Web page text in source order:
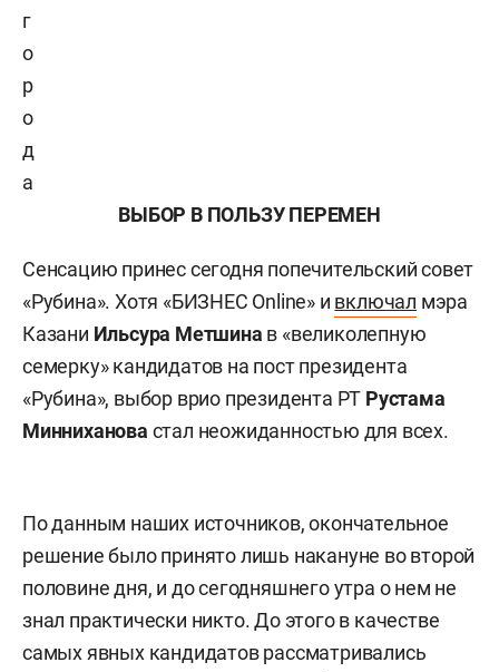
г
о
р
о
д
а
ВЫБОР В ПОЛЬЗУ ПЕРЕМЕН
Сенсацию принес сегодня попечительский совет
«Рубина». Хотя «БИЗНЕС Online» и включал мэра
Казани Ильсура Метшина в «великолепную
семерку» кандидатов на пост президента
«Рубина», выбор врио президента РТ Рустама
Минниханова стал неожиданностью для всех.
По данным наших источников, окончательное
решение было принято лишь накануне во второй
половине дня, и до сегодняшнего утра о нем не
знал практически никто. До этого в качестве
самых явных кандидатов рассматривались